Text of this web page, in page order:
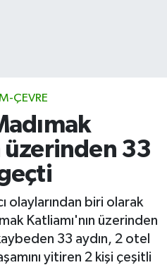
ÇEVRE
üzerinden 33
olaylarından biri olarak
Katliamı'nın üzerinden
33 aydın, 2 otel
yitiren 2 kişi çeşitli